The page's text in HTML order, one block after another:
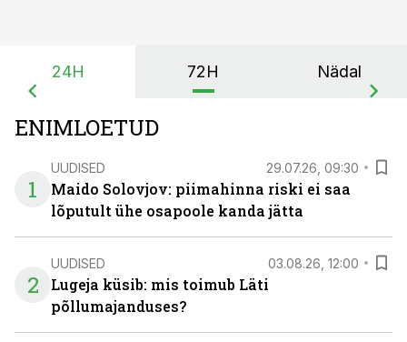
24H 72H Nädal
ENIMLOETUD
1
UUDISED 29.07.26, 09:30
Maido Solovjov: piimahinna riski ei saa
lõputult ühe osapoole kanda jätta
2
UUDISED 03.08.26, 12:00
Lugeja küsib: mis toimub Läti
põllumajanduses?